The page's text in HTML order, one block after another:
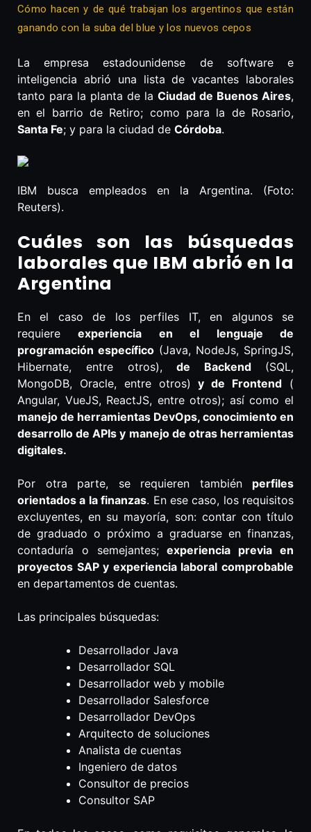
Cómo hacen y de qué trabajan los argentinos que están
ganando con la suba del blue y los nuevos cepos
La empresa estadounidense de software e
inteligencia abrió una lista de vacantes laborales
tanto para la planta de la Ciudad de Buenos Aires,
en el barrio de Retiro; como para la de Rosario,
Santa Fe; y para la ciudad de Córdoba.
IBM busca empleados en la Argentina. (Foto:
Reuters).
Cuáles son las búsquedas
laborales que IBM abrió en la
Argentina
En el caso de los perfiles IT, en algunos se
requiereexperiencia en el lenguaje de
programación específico (Java, NodeJs, SpringJS,
Hibernate, entre otros),de Backend (SQL,
MongoDB, Oracle, entre otros)y de Frontend (
Angular, VueJS, ReactJS, entre otros); así como el
manejo de herramientas DevOps, conocimiento en
desarrollo de APIs y manejo de otras herramientas
digitales.
Por otra parte, se requieren también perfiles
orientados a la finanzas. En ese caso, los requisitos
excluyentes, en su mayoría, son: contar con título
de graduado o próximo a graduarse en finanzas,
contaduría o semejantes;experiencia previa en
proyectos SAP y experiencia laboral comprobable
en departamentos de cuentas.
Las principales búsquedas:
Desarrollador Java
Desarrollador SQL
Desarrollador web y mobile
Desarrollador Salesforce
Desarrollador DevOps
Arquitecto de soluciones
Analista de cuentas
Ingeniero de datos
Consultor de precios
Consultor SAP